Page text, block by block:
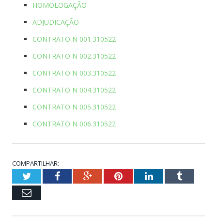
HOMOLOGAÇÃO
ADJUDICAÇÃO
CONTRATO N 001.310522
CONTRATO N 002.310522
CONTRATO N 003.310522
CONTRATO N 004.310522
CONTRATO N 005.310522
CONTRATO N 006.310522
COMPARTILHAR:
TwitterFacebookGoogle+PinterestLinkedInTumblr
Email